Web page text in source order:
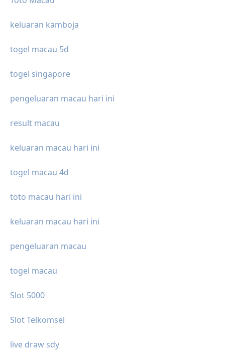
keluaran kamboja
togel macau 5d
togel singapore
pengeluaran macau hari ini
result macau
keluaran macau hari ini
togel macau 4d
toto macau hari ini
keluaran macau hari ini
pengeluaran macau
togel macau
Slot 5000
Slot Telkomsel
live draw sdy